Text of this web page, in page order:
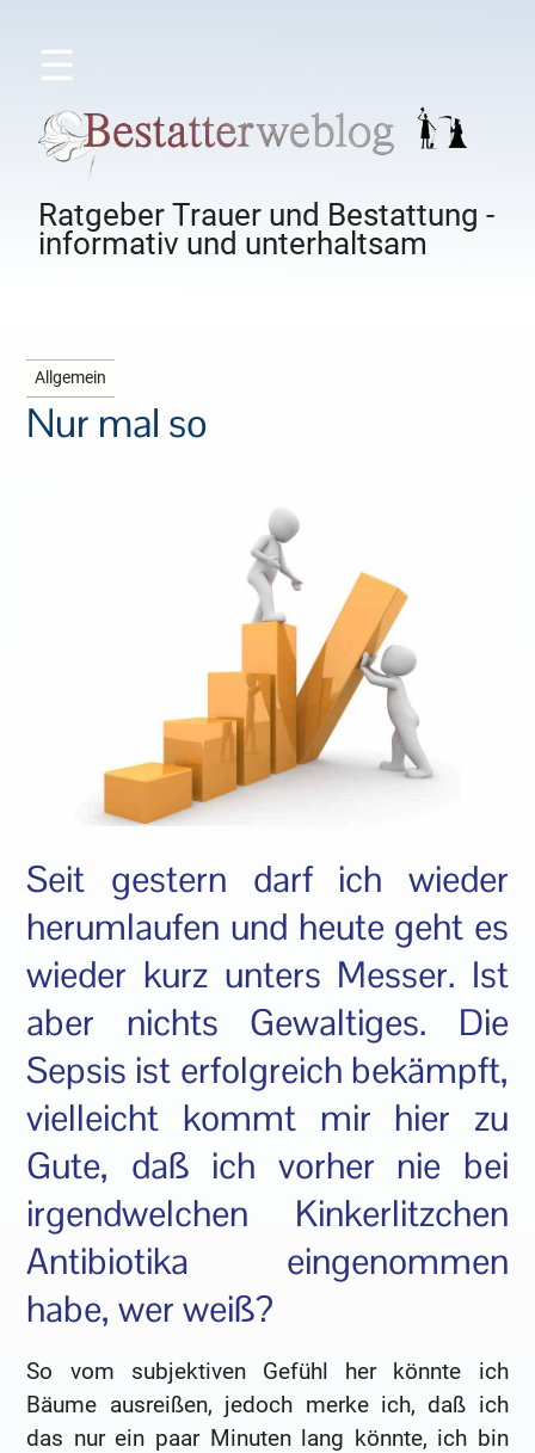
☰
Ratgeber Trauer und Bestattung -
informativ und unterhaltsam
Allgemein
Nur mal so
Seit gestern darf ich wieder
herumlaufen und heute geht es
wieder kurz unters Messer. Ist
aber nichts Gewaltiges. Die
Sepsis ist erfolgreich bekämpft,
vielleicht kommt mir hier zu
Gute, daß ich vorher nie bei
irgendwelchen Kinkerlitzchen
Antibiotika eingenommen
habe, wer weiß?
So vom subjektiven Gefühl her könnte ich
Bäume ausreißen, jedoch merke ich, daß ich
das nur ein paar Minuten lang könnte, ich bin